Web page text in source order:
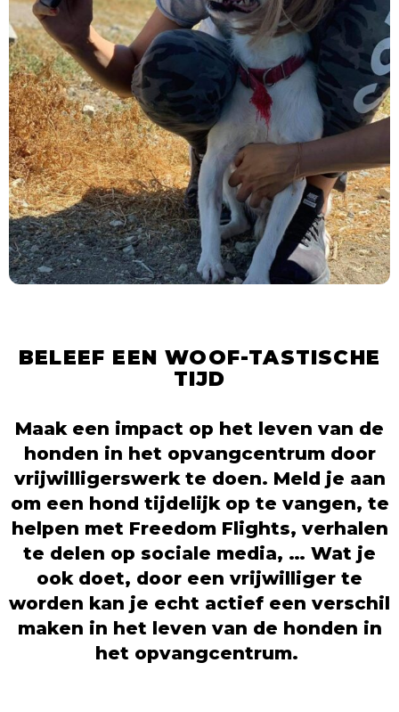
BELEEF EEN WOOF-TASTISCHE
TIJD
Maak een impact op het leven van de
honden in het opvangcentrum door
vrijwilligerswerk te doen. Meld je aan
om een hond tijdelijk op te vangen, te
helpen met Freedom Flights, verhalen
te delen op sociale media, … Wat je
ook doet, door een vrijwilliger te
worden kan je echt actief een verschil
maken in het leven van de honden in
het opvangcentrum.